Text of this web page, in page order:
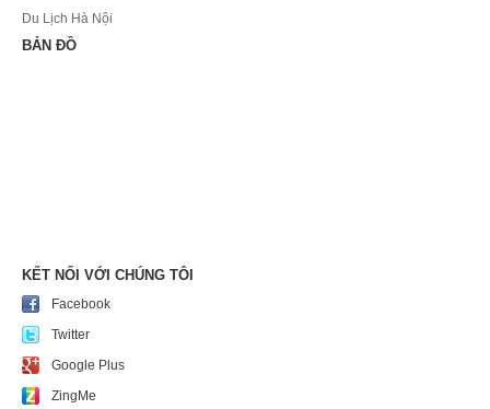
Du Lịch Hà Nội
BẢN ĐỒ
KẾT NỐI VỚI CHÚNG TÔI
Facebook
Twitter
Google Plus
ZingMe